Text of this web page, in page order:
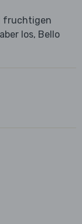
fruchtigen
los, Bello